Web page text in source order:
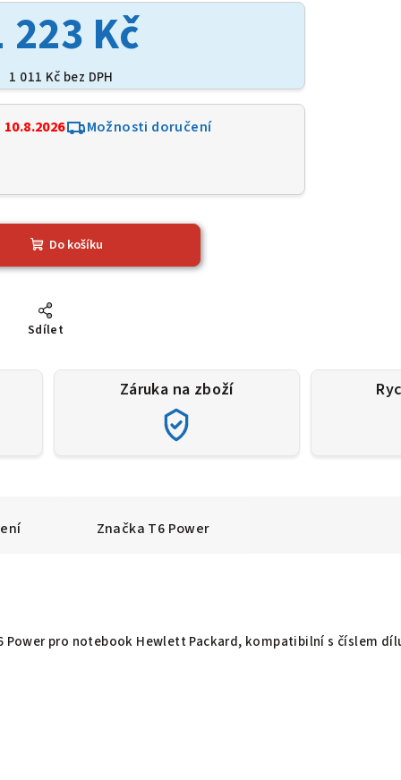
223 Kč
1 011 Kč bez DPH
10.8.2026 Možnosti doručení
Do košíku
Sdílet
Záruka na zboží
Značka T6 Power
Power pro notebook Hewlett Packard, kompatibilní s číslem